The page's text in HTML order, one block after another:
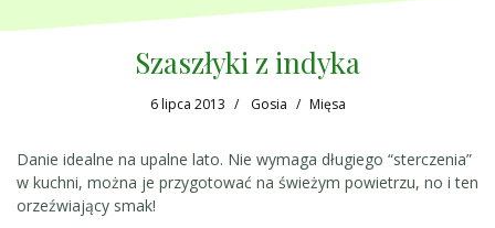
Szaszłyki z indyka
6 lipca 2013 Gosia Mięsa
Danie idealne na upalne lato. Nie wymaga długiego “sterczenia”
w kuchni, można je przygotować na świeżym powietrzu, no i ten
orzeźwiający smak!